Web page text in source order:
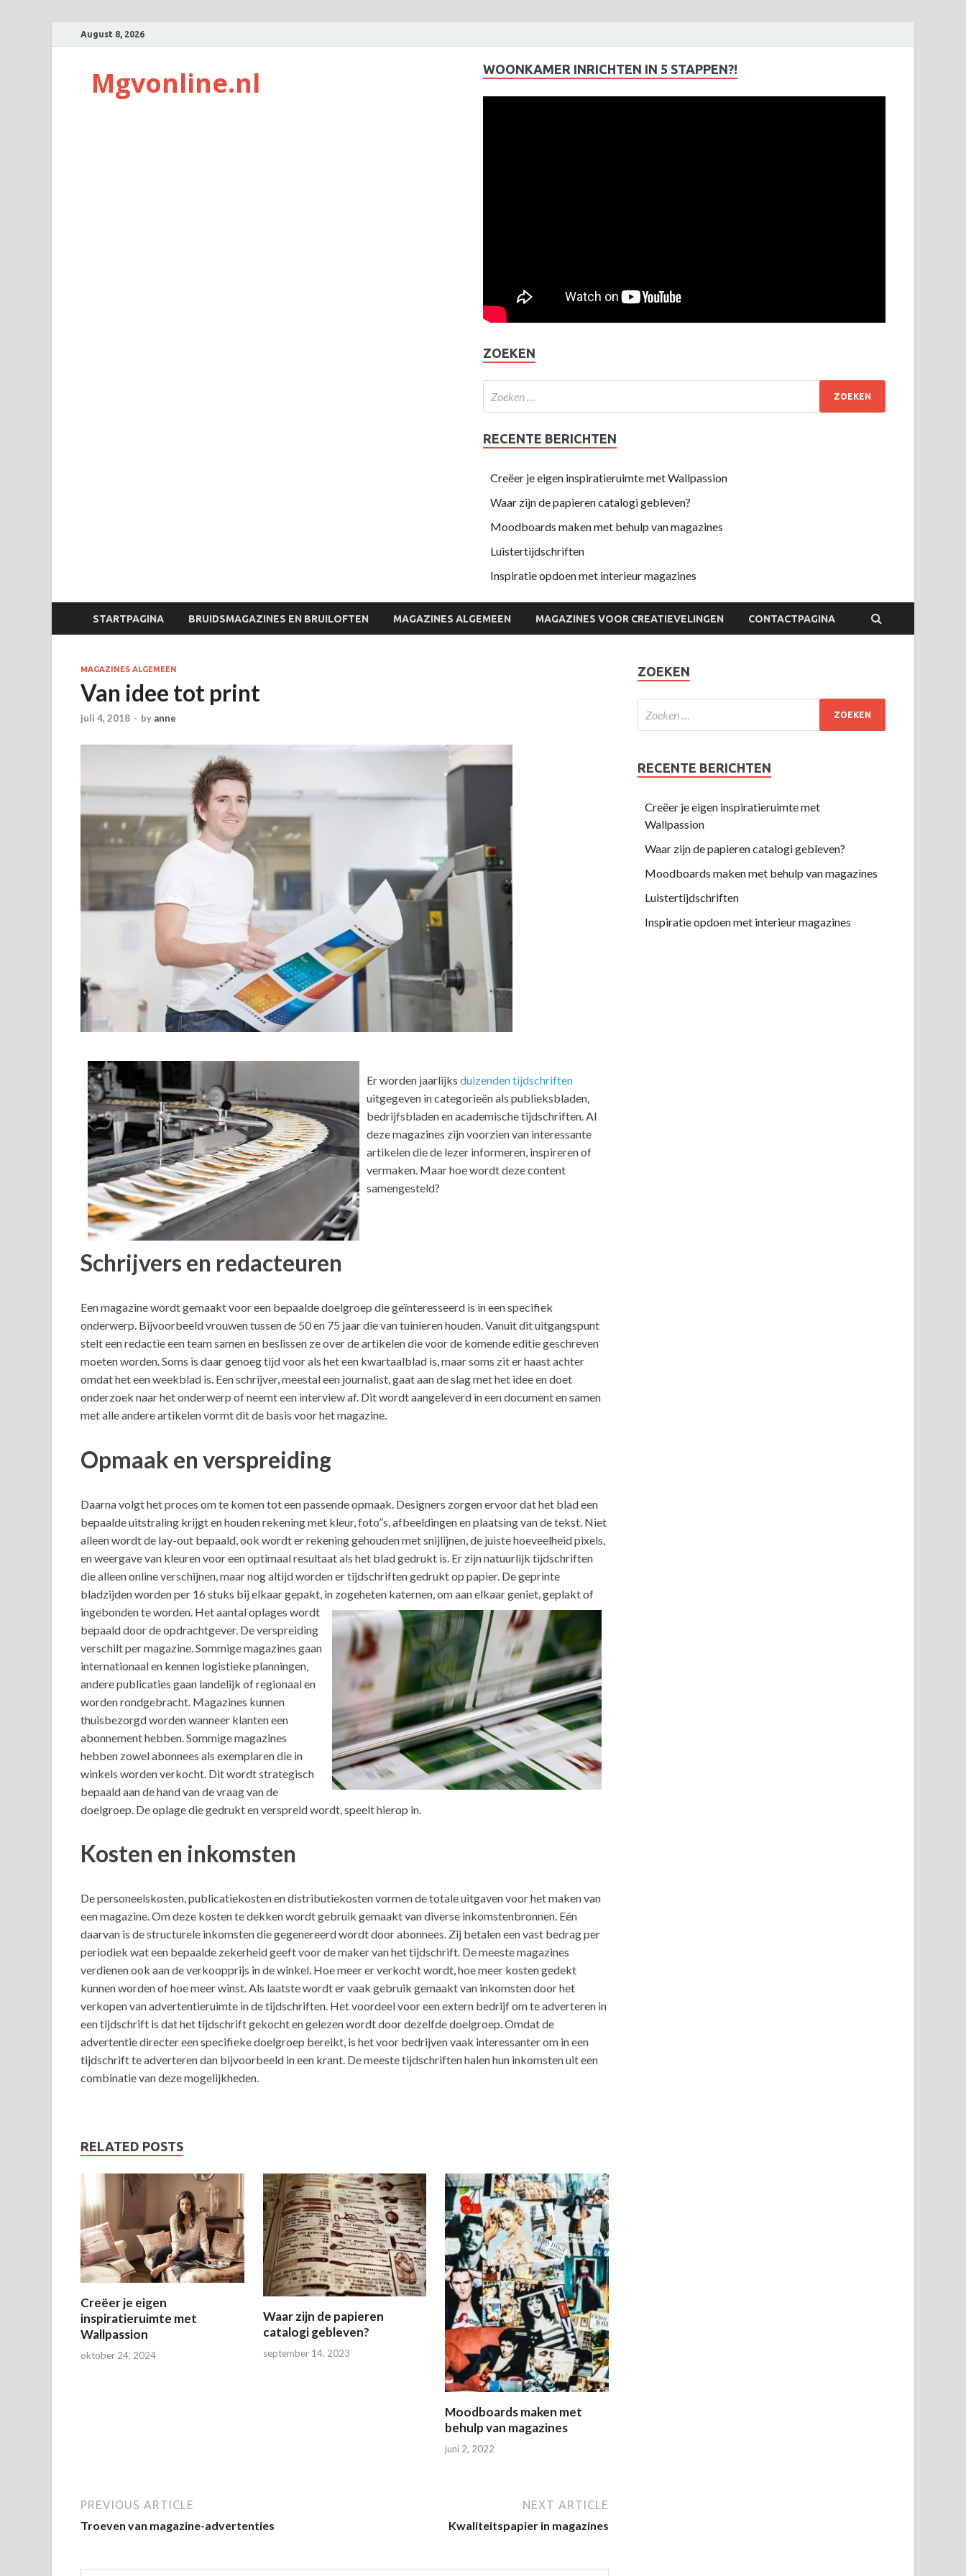
August 8, 2026
Mgvonline.nl WOONKAMER INRICHTEN IN 5 STAPPEN?!
ZOEKEN
RECENTE BERICHTEN
Creëer je eigen inspiratieruimte met Wallpassion
Waar zijn de papieren catalogi gebleven?
Moodboards maken met behulp van magazines
Luistertijdschriften
Inspiratie opdoen met interieur magazines
STARTPAGINA BRUIDSMAGAZINES EN BRUILOFTEN MAGAZINES ALGEMEEN MAGAZINES VOOR CREATIEVELINGEN CONTACTPAGINA
MAGAZINES ALGEMEEN
Van idee tot print
juli 4, 2018 - by anne
Er worden jaarlijks duizenden tijdschriften
uitgegeven in categorieën als publieksbladen,
bedrijfsbladen en academische tijdschriften. Al
deze magazines zijn voorzien van interessante
artikelen die de lezer informeren, inspireren of
vermaken. Maar hoe wordt deze content
samengesteld?
Schrijvers en redacteuren
Een magazine wordt gemaakt voor een bepaalde doelgroep die geïnteresseerd is in een specifiek
onderwerp. Bijvoorbeeld vrouwen tussen de 50 en 75 jaar die van tuinieren houden. Vanuit dit uitgangspunt
stelt een redactie een team samen en beslissen ze over de artikelen die voor de komende editie geschreven
moeten worden. Soms is daar genoeg tijd voor als het een kwartaalblad is, maar soms zit er haast achter
omdat het een weekblad is. Een schrijver, meestal een journalist, gaat aan de slag met het idee en doet
onderzoek naar het onderwerp of neemt een interview af. Dit wordt aangeleverd in een document en samen
met alle andere artikelen vormt dit de basis voor het magazine.
Opmaak en verspreiding
Daarna volgt het proces om te komen tot een passende opmaak. Designers zorgen ervoor dat het blad een
bepaalde uitstraling krijgt en houden rekening met kleur, foto”s, afbeeldingen en plaatsing van de tekst. Niet
alleen wordt de lay-out bepaald, ook wordt er rekening gehouden met snijlijnen, de juiste hoeveelheid pixels,
en weergave van kleuren voor een optimaal resultaat als het blad gedrukt is. Er zijn natuurlijk tijdschriften
die alleen online verschijnen, maar nog altijd worden er tijdschriften gedrukt op papier. De geprinte
bladzijden worden per 16 stuks bij elkaar gepakt, in zogeheten katernen, om aan elkaar geniet, geplakt of
ingebonden te worden. Het aantal oplages wordt
bepaald door de opdrachtgever. De verspreiding
verschilt per magazine. Sommige magazines gaan
internationaal en kennen logistieke planningen,
andere publicaties gaan landelijk of regionaal en
worden rondgebracht. Magazines kunnen
thuisbezorgd worden wanneer klanten een
abonnement hebben. Sommige magazines
hebben zowel abonnees als exemplaren die in
winkels worden verkocht. Dit wordt strategisch
bepaald aan de hand van de vraag van de
doelgroep. De oplage die gedrukt en verspreid wordt, speelt hierop in.
Kosten en inkomsten
De personeelskosten, publicatiekosten en distributiekosten vormen de totale uitgaven voor het maken van
een magazine. Om deze kosten te dekken wordt gebruik gemaakt van diverse inkomstenbronnen. Eén
daarvan is de structurele inkomsten die gegenereerd wordt door abonnees. Zij betalen een vast bedrag per
periodiek wat een bepaalde zekerheid geeft voor de maker van het tijdschrift. De meeste magazines
verdienen ook aan de verkoopprijs in de winkel. Hoe meer er verkocht wordt, hoe meer kosten gedekt
kunnen worden of hoe meer winst. Als laatste wordt er vaak gebruik gemaakt van inkomsten door het
verkopen van advertentieruimte in de tijdschriften. Het voordeel voor een extern bedrijf om te adverteren in
een tijdschrift is dat het tijdschrift gekocht en gelezen wordt door dezelfde doelgroep. Omdat de
advertentie directer een specifieke doelgroep bereikt, is het voor bedrijven vaak interessanter om in een
tijdschrift te adverteren dan bijvoorbeeld in een krant. De meeste tijdschriften halen hun inkomsten uit een
combinatie van deze mogelijkheden.
RELATED POSTS
Creëer je eigen
inspiratieruimte met
Wallpassion
oktober 24, 2024
Waar zijn de papieren
catalogi gebleven?
september 14, 2023
Moodboards maken met
behulp van magazines
juni 2, 2022
PREVIOUS ARTICLE
Troeven van magazine-advertenties
NEXT ARTICLE
Kwaliteitspapier in magazines
ZOEKEN
RECENTE BERICHTEN
Creëer je eigen inspiratieruimte met
Wallpassion
Waar zijn de papieren catalogi gebleven?
Moodboards maken met behulp van magazines
Luistertijdschriften
Inspiratie opdoen met interieur magazines